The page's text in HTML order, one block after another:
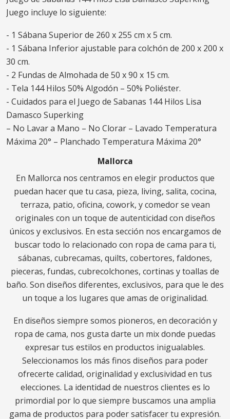
Juego incluye lo siguiente:
- 1 Sábana Superior de 260 x 255 cm x 5 cm.
- 1 Sábana Inferior ajustable para colchón de 200 x 200 x
30 cm.
- 2 Fundas de Almohada de 50 x 90 x 15 cm.
- Tela 144 Hilos 50% Algodón – 50% Poliéster.
- Cuidados para el Juego de Sabanas 144 Hilos Lisa
Damasco Superking
– No Lavar a Mano – No Clorar – Lavado Temperatura
Máxima 20° – Planchado Temperatura Máxima 20°
Mallorca
En Mallorca nos centramos en elegir productos que
puedan hacer que tu casa, pieza, living, salita, cocina,
terraza, patio, oficina, cowork, y comedor se vean
originales con un toque de autenticidad con diseños
únicos y exclusivos. En esta sección nos encargamos de
buscar todo lo relacionado con ropa de cama para ti,
sábanas, cubrecamas, quilts, cobertores, faldones,
pieceras, fundas, cubrecolchones, cortinas y toallas de
baño. Son diseños diferentes, exclusivos, para que le des
un toque a los lugares que amas de originalidad.
En diseños siempre somos pioneros, en decoración y
ropa de cama, nos gusta darte un mix donde puedas
expresar tus estilos en productos inigualables.
Seleccionamos los más finos diseños para poder
ofrecerte calidad, originalidad y exclusividad en tus
elecciones. La identidad de nuestros clientes es lo
primordial por lo que siempre buscamos una amplia
gama de productos para poder satisfacer tu expresión.